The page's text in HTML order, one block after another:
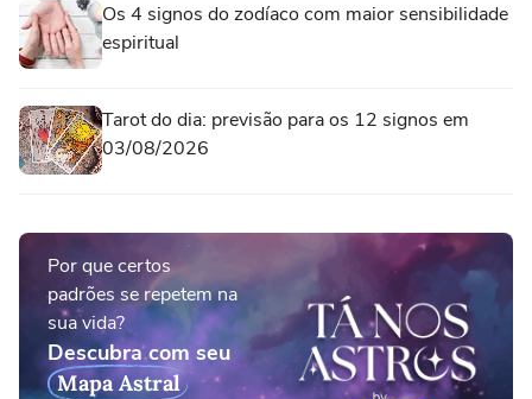
Os 4 signos do zodíaco com maior sensibilidade
espiritual
Tarot do dia: previsão para os 12 signos em
03/08/2026
Por que certos
padrões se repetem na
sua vida?
Descubra com seu
Mapa Astral